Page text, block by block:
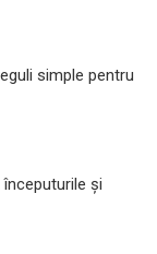
simple pentru
și